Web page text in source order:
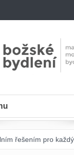
pro každý interiér?